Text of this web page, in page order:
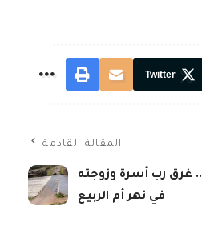
Twitter
المقالة القادمة
غرق رب أسرة وزوجته
في نهر أم الربيع